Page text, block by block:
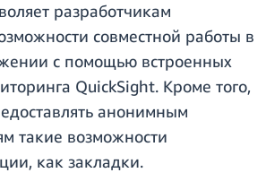
разработчикам
совместной работы в
с помощью встроенных
QuickSight. Кроме того,
анонимным
такие возможности
как закладки.